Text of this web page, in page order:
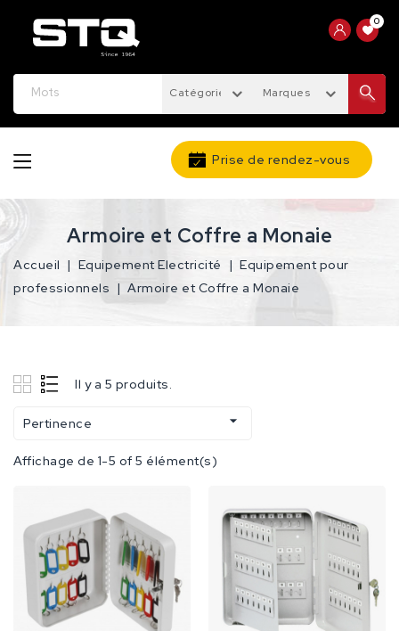
0
Catégories Marques
Prise de rendez-vous
Armoire et Coffre a Monaie
Accueil Equipement Electricité
Equipement pour
professionnels
Armoire et Coffre a Monaie
Il y a 5 produits.
Pertinence 
Affichage de 1-5 of 5 élément(s)